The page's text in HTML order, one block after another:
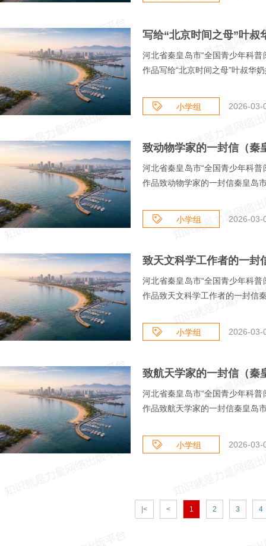
河北省秦皇岛市“全国青少年科
作品写给“北京时间之母”叶叔华
小学组 2026-03-
河北省秦皇岛市“全国青少年科
作品致动物学家的一封信秦皇岛
小学组 2026-03-
河北省秦皇岛市“全国青少年科
作品致天文科学工作者的一封信
小学组 2026-03-
河北省秦皇岛市“全国青少年科
作品致航天学家的一封信秦皇岛
小学组 2026-03-
|< < 1 2 3 4